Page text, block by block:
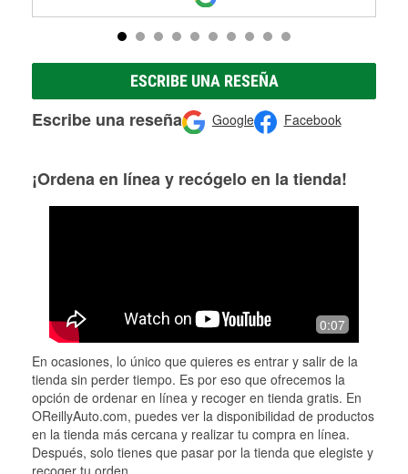
ESCRIBE UNA RESEÑA
Escribe una reseña Google Facebook
¡Ordena en línea y recógelo en la tienda!
0:07
En ocasiones, lo único que quieres es entrar y salir de la
tienda sin perder tiempo. Es por eso que ofrecemos la
opción de ordenar en línea y recoger en tienda gratis. En
OReillyAuto.com, puedes ver la disponibilidad de productos
en la tienda más cercana y realizar tu compra en línea.
Después, solo tienes que pasar por la tienda que elegiste y
recoger tu orden.